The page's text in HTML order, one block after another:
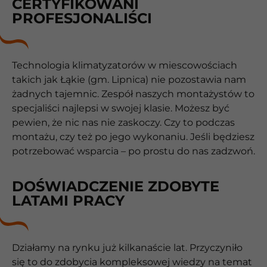
CERTYFIKOWANI
PROFESJONALIŚCI
Technologia klimatyzatorów w miescowościach
takich jak Łąkie (gm. Lipnica) nie pozostawia nam
żadnych tajemnic. Zespół naszych montażystów to
specjaliści najlepsi w swojej klasie. Możesz być
pewien, że nic nas nie zaskoczy. Czy to podczas
montażu, czy też po jego wykonaniu. Jeśli będziesz
potrzebować wsparcia – po prostu do nas zadzwoń.
DOŚWIADCZENIE ZDOBYTE
LATAMI PRACY
Działamy na rynku już kilkanaście lat. Przyczyniło
się to do zdobycia kompleksowej wiedzy na temat